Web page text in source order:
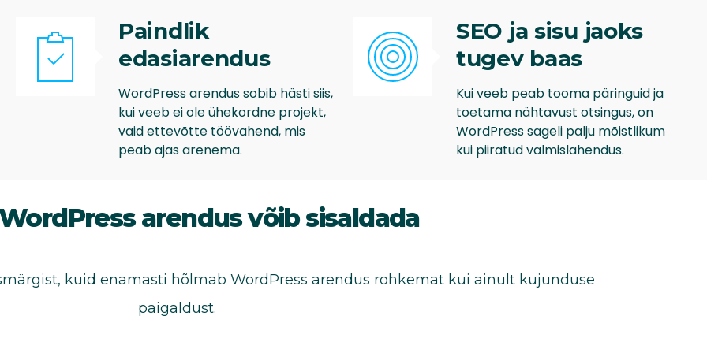
Paindlik
edasiarendus
WordPress arendus sobib hästi siis,
kui veeb ei ole ühekordne projekt,
vaid ettevõtte töövahend, mis
peab ajas arenema.
SEO ja sisu jaoks
tugev baas
Kui veeb peab tooma päringuid ja
toetama nähtavust otsingus, on
WordPress sageli palju mõistlikum
kui piiratud valmislahendus.
arendus võib sisaldada
kuid enamasti hõlmab WordPress arendus rohkemat kui ainult kujunduse
paigaldust.